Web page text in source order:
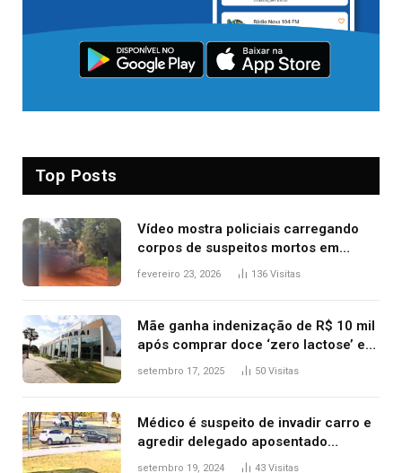
Top Posts
Vídeo mostra policiais carregando
corpos de suspeitos mortos em
confronto dentro de caminhonete
fevereiro 23, 2026 136 Visitas
Mãe ganha indenização de R$ 10 mil
após comprar doce ‘zero lactose’ e
filha ter reação alérgica grave
setembro 17, 2025 50 Visitas
Médico é suspeito de invadir carro e
agredir delegado aposentado
durante confusão no trânsito
setembro 19, 2024 43 Visitas